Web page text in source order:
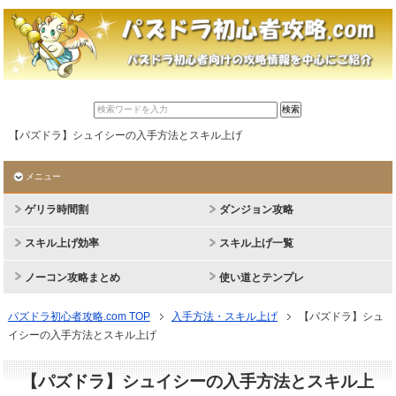
【パズドラ】シュイシーの入手方法とスキル上げ
メニュー
ゲリラ時間割 ダンジョン攻略
スキル上げ効率 スキル上げ一覧
ノーコン攻略まとめ 使い道とテンプレ
パズドラ初心者攻略.com TOP 入手方法・スキル上げ
【パズドラ】シュ
イシーの入手方法とスキル上げ
【パズドラ】シュイシーの入手方法とスキル上